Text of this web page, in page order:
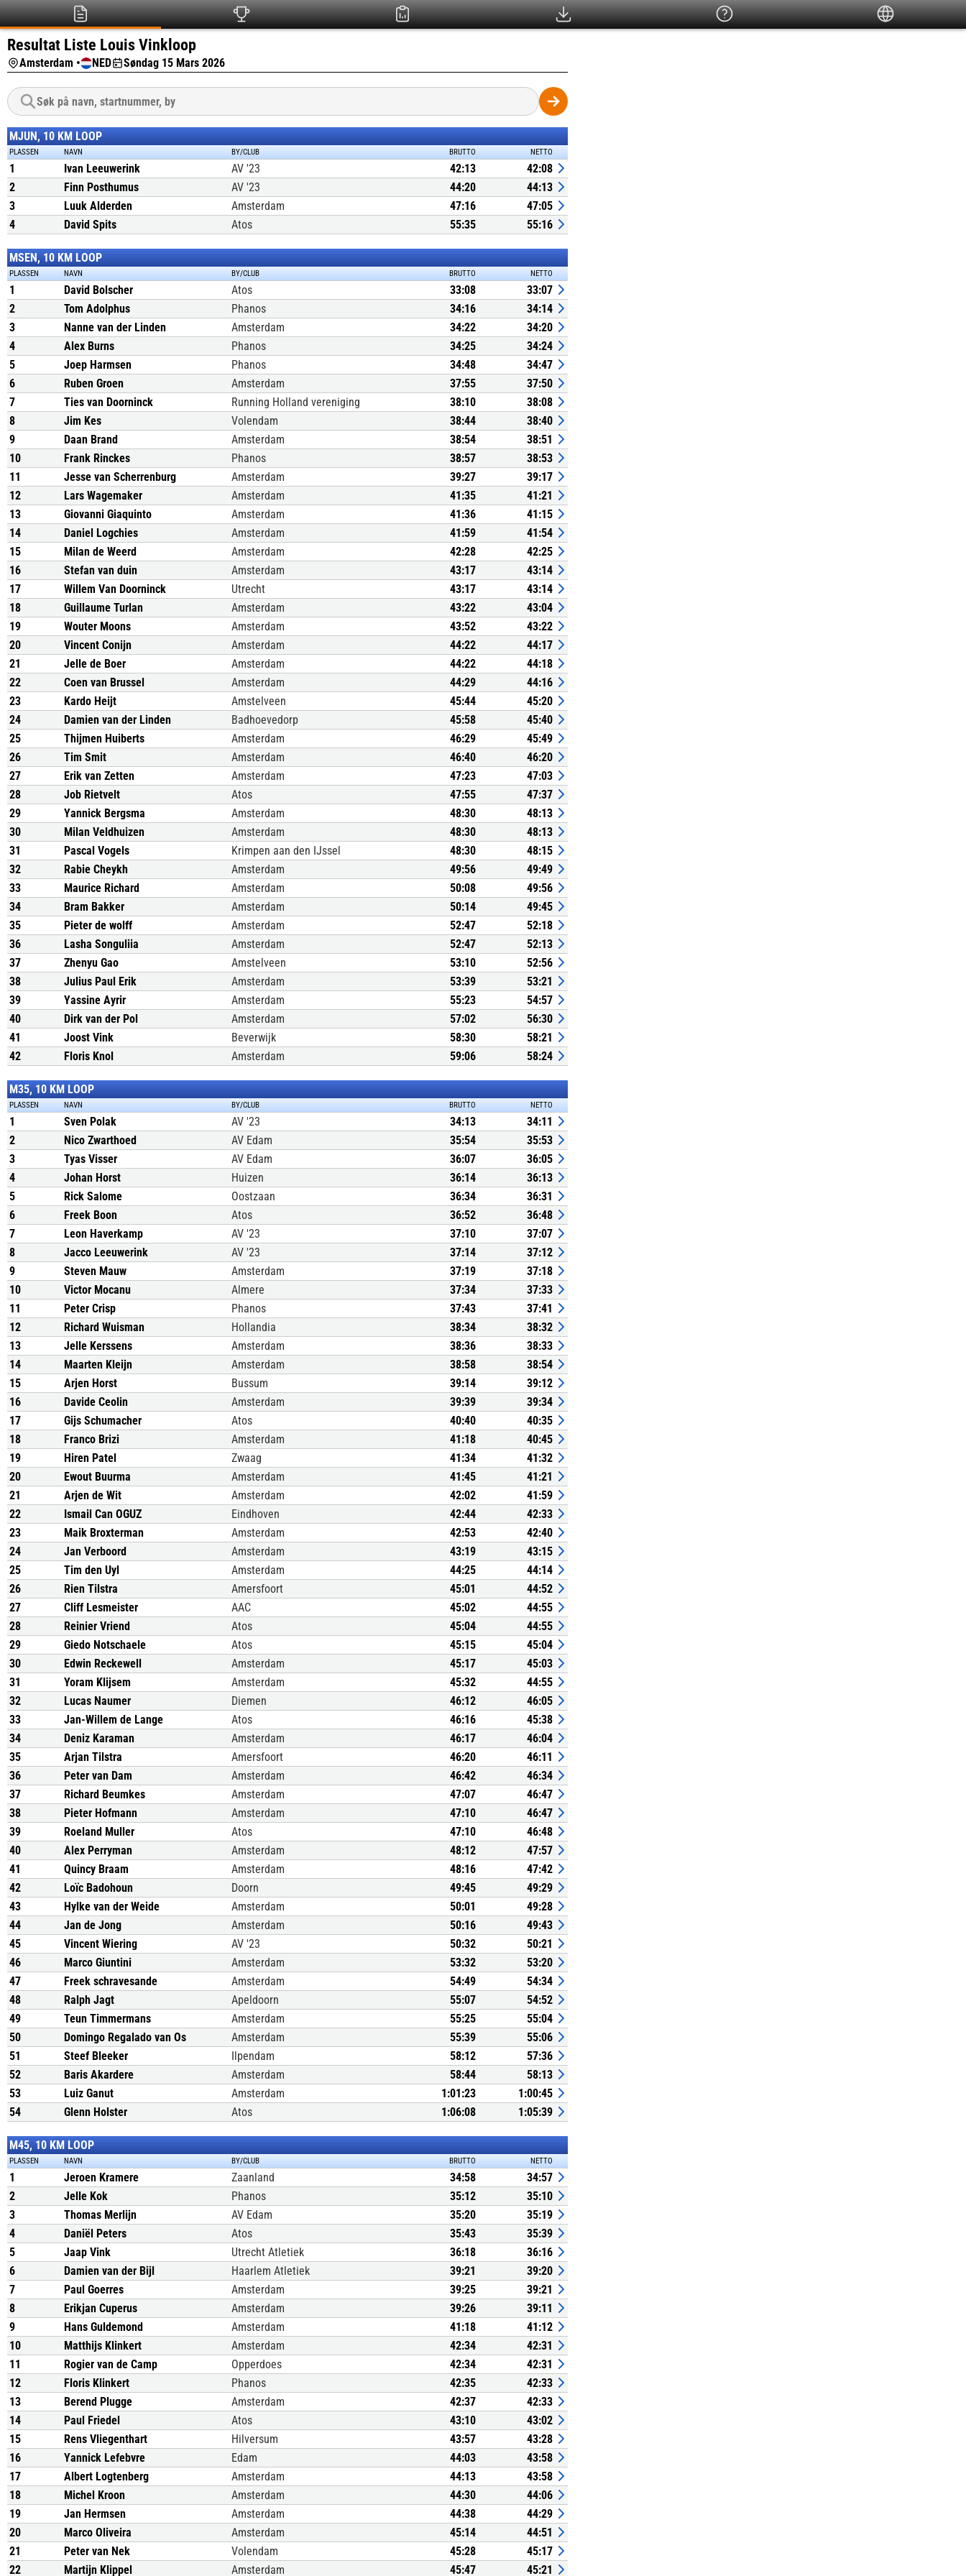
Resultat Liste Louis Vinkloop
Amsterdam • NED Søndag 15 Mars 2026
MJUN, 10 KM LOOP
PLASSEN NAVN BY/CLUB BRUTTO NETTO
1 Ivan Leeuwerink AV '23 42:13
42:08
2
Finn Posthumus AV '23 44:20
44:13
3
Luuk Alderden Amsterdam 47:16
47:05
4
David Spits Atos 55:35 55:16
MSEN, 10 KM LOOP
PLASSEN NAVN BY/CLUB BRUTTO NETTO
1 David Bolscher Atos 33:08
33:07
2
Tom Adolphus Phanos 34:16
34:14
3
Nanne van der Linden Amsterdam 34:22
34:20
4
Alex Burns Phanos 34:25
34:24
5
Joep Harmsen Phanos 34:48
34:47
6
Ruben Groen Amsterdam 37:55
37:50
7
Ties van Doorninck Running Holland vereniging 38:10
38:08
8
Jim Kes Volendam 38:44
38:40
9
Daan Brand Amsterdam 38:54
38:51
10
Frank Rinckes Phanos 38:57
38:53
11
Jesse van Scherrenburg Amsterdam 39:27
39:17
12
Lars Wagemaker Amsterdam 41:35
41:21
13
Giovanni Giaquinto Amsterdam 41:36
41:15
14
Daniel Logchies Amsterdam 41:59
41:54
15
Milan de Weerd Amsterdam 42:28
42:25
16
Stefan van duin Amsterdam 43:17
43:14
17
Willem Van Doorninck Utrecht 43:17
43:14
18
Guillaume Turlan Amsterdam 43:22
43:04
19
Wouter Moons Amsterdam 43:52
43:22
20
Vincent Conijn Amsterdam 44:22
44:17
21
Jelle de Boer Amsterdam 44:22
44:18
22
Coen van Brussel Amsterdam 44:29
44:16
23
Kardo Heijt Amstelveen 45:44
45:20
24
Damien van der Linden Badhoevedorp 45:58
45:40
25
Thijmen Huiberts Amsterdam 46:29
45:49
26
Tim Smit Amsterdam 46:40
46:20
27
Erik van Zetten Amsterdam 47:23
47:03
28
Job Rietvelt Atos 47:55
47:37
29
Yannick Bergsma Amsterdam 48:30
48:13
30
Milan Veldhuizen Amsterdam 48:30
48:13
31
Pascal Vogels Krimpen aan den IJssel 48:30
48:15
32
Rabie Cheykh Amsterdam 49:56
49:49
33
Maurice Richard Amsterdam 50:08
49:56
34
Bram Bakker Amsterdam 50:14
49:45
35
Pieter de wolff Amsterdam 52:47
52:18
36
Lasha Songuliia Amsterdam 52:47
52:13
37
Zhenyu Gao Amstelveen 53:10
52:56
38
Julius Paul Erik Amsterdam 53:39
53:21
39
Yassine Ayrir Amsterdam 55:23
54:57
40
Dirk van der Pol Amsterdam 57:02
56:30
41
Joost Vink Beverwijk 58:30
58:21
42
Floris Knol Amsterdam 59:06 58:24
M35, 10 KM LOOP
PLASSEN NAVN BY/CLUB BRUTTO NETTO
1 Sven Polak AV '23 34:13
34:11
2
Nico Zwarthoed AV Edam 35:54
35:53
3
Tyas Visser AV Edam 36:07
36:05
4
Johan Horst Huizen 36:14
36:13
5
Rick Salome Oostzaan 36:34
36:31
6
Freek Boon Atos 36:52
36:48
7
Leon Haverkamp AV '23 37:10
37:07
8
Jacco Leeuwerink AV '23 37:14
37:12
9
Steven Mauw Amsterdam 37:19
37:18
10
Victor Mocanu Almere 37:34
37:33
11
Peter Crisp Phanos 37:43
37:41
12
Richard Wuisman Hollandia 38:34
38:32
13
Jelle Kerssens Amsterdam 38:36
38:33
14
Maarten Kleijn Amsterdam 38:58
38:54
15
Arjen Horst Bussum 39:14
39:12
16
Davide Ceolin Amsterdam 39:39
39:34
17
Gijs Schumacher Atos 40:40
40:35
18
Franco Brizi Amsterdam 41:18
40:45
19
Hiren Patel Zwaag 41:34
41:32
20
Ewout Buurma Amsterdam 41:45
41:21
21
Arjen de Wit Amsterdam 42:02
41:59
22
Ismail Can OGUZ Eindhoven 42:44
42:33
23
Maik Broxterman Amsterdam 42:53
42:40
24
Jan Verboord Amsterdam 43:19
43:15
25
Tim den Uyl Amsterdam 44:25
44:14
26
Rien Tilstra Amersfoort 45:01
44:52
27
Cliff Lesmeister AAC 45:02
44:55
28
Reinier Vriend Atos 45:04
44:55
29
Giedo Notschaele Atos 45:15
45:04
30
Edwin Reckewell Amsterdam 45:17
45:03
31
Yoram Klijsem Amsterdam 45:32
44:55
32
Lucas Naumer Diemen 46:12
46:05
33
Jan-Willem de Lange Atos 46:16
45:38
34
Deniz Karaman Amsterdam 46:17
46:04
35
Arjan Tilstra Amersfoort 46:20
46:11
36
Peter van Dam Amsterdam 46:42
46:34
37
Richard Beumkes Amsterdam 47:07
46:47
38
Pieter Hofmann Amsterdam 47:10
46:47
39
Roeland Muller Atos 47:10
46:48
40
Alex Perryman Amsterdam 48:12
47:57
41
Quincy Braam Amsterdam 48:16
47:42
42
Loïc Badohoun Doorn 49:45
49:29
43
Hylke van der Weide Amsterdam 50:01
49:28
44
Jan de Jong Amsterdam 50:16
49:43
45
Vincent Wiering AV '23 50:32
50:21
46
Marco Giuntini Amsterdam 53:32
53:20
47
Freek schravesande Amsterdam 54:49
54:34
48
Ralph Jagt Apeldoorn 55:07
54:52
49
Teun Timmermans Amsterdam 55:25
55:04
50
Domingo Regalado van Os Amsterdam 55:39
55:06
51
Steef Bleeker Ilpendam 58:12
57:36
52
Baris Akardere Amsterdam 58:44
58:13
53
Luiz Ganut Amsterdam 1:01:23
1:00:45
54
Glenn Holster Atos 1:06:08 1:05:39
M45, 10 KM LOOP
PLASSEN NAVN BY/CLUB BRUTTO NETTO
1 Jeroen Kramere Zaanland 34:58
34:57
2
Jelle Kok Phanos 35:12
35:10
3
Thomas Merlijn AV Edam 35:20
35:19
4
Daniël Peters Atos 35:43
35:39
5
Jaap Vink Utrecht Atletiek 36:18
36:16
6
Damien van der Bijl Haarlem Atletiek 39:21
39:20
7
Paul Goerres Amsterdam 39:25
39:21
8
Erikjan Cuperus Amsterdam 39:26
39:11
9
Hans Guldemond Amsterdam 41:18
41:12
10
Matthijs Klinkert Amsterdam 42:34
42:31
11
Rogier van de Camp Opperdoes 42:34
42:31
12
Floris Klinkert Phanos 42:35
42:33
13
Berend Plugge Amsterdam 42:37
42:33
14
Paul Friedel Atos 43:10
43:02
15
Rens Vliegenthart Hilversum 43:57
43:28
16
Yannick Lefebvre Edam 44:03
43:58
17
Albert Logtenberg Amsterdam 44:13
43:58
18
Michel Kroon Amsterdam 44:30
44:06
19
Jan Hermsen Amsterdam 44:38
44:29
20
Marco Oliveira Amsterdam 45:14
44:51
21
Peter van Nek Volendam 45:28
45:17
22
Martijn Klippel Amsterdam 45:47 45:21